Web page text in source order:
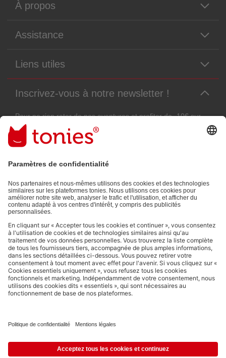
À propos
Assistance
Liens utiles
Inscrivez-vous à notre newsletter !
Pour ne rien rater de nos aventures et profiter de -10€ sur
votre prochaine commande !
Adresse e-mail
grâce aux informations que vous nous avez fournies (par ex. données
de votre compte) et aux données d'utilisation partagées à des fins
publicitaires (par ex. temps d'écoute). Révocable à tout moment, sans
frais. Politique de Confidentialité.
Les moyens de paiement :